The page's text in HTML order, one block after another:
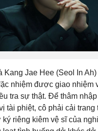
Kang Jae Hee (Seol In Ah)
nhiệm được giao nhiệm
tra sự thật. Để thâm
tài phiệt, cô phải cải trang
riêng kiêm vệ sĩ của